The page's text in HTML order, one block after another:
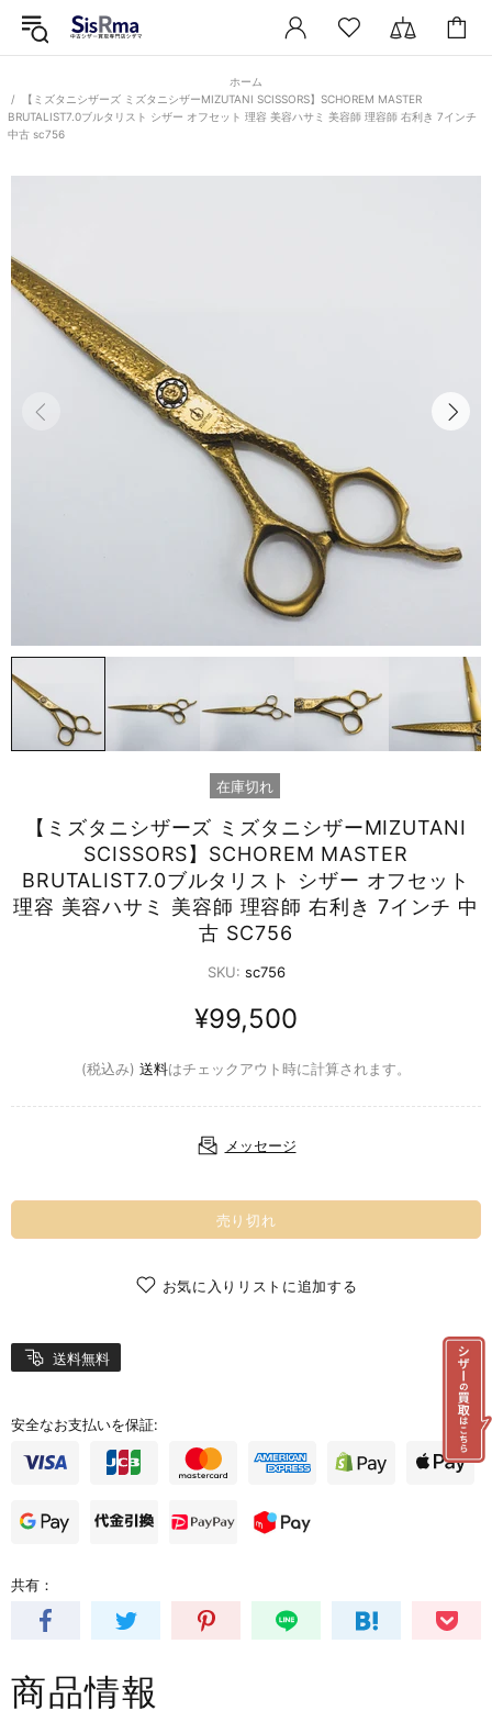
ホーム
【ミズタニシザーズ ミズタニシザーMIZUTANI SCISSORS】SCHOREM MASTER
BRUTALIST7.0ブルタリスト シザー オフセット 理容 美容ハサミ 美容師 理容師 右利き 7インチ
中古 sc756
在庫切れ
【ミズタニシザーズ ミズタニシザーMIZUTANI
SCISSORS】SCHOREM MASTER
BRUTALIST7.0ブルタリスト シザー オフセット
理容 美容ハサミ 美容師 理容師 右利き 7インチ 中
古 SC756
SKU: sc756
¥99,500
(税込み) 送料はチェックアウト時に計算されます。
メッセージ
売り切れ
お気に入りリストに追加する
送料無料
安全なお支払いを保証:
共有：
商品情報